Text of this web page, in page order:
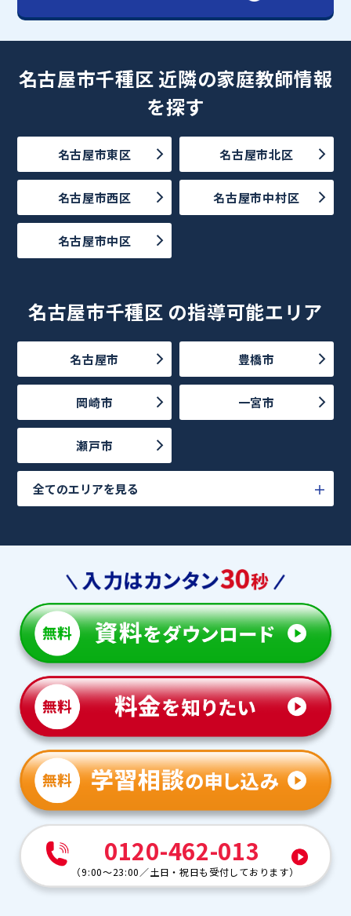
名古屋市千種区 近隣の家庭教師情報
を探す
名古屋市東区 名古屋市北区
名古屋市西区 名古屋市中村区
名古屋市中区
名古屋市千種区 の指導可能エリア
名古屋市 豊橋市
岡崎市 一宮市
瀬戸市
全てのエリアを見る
0120-462-013
（9:00～23:00 ／土日・祝日も受付しております）